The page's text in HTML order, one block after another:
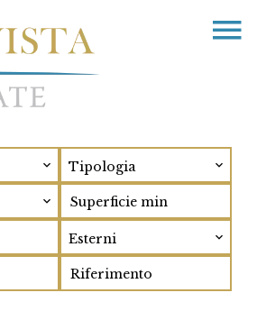
Tipologia
Esterni